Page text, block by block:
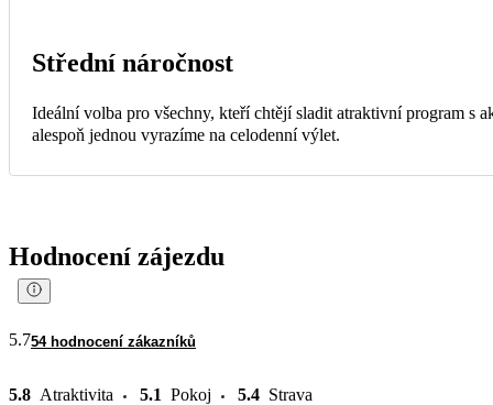
Střední náročnost
Ideální volba pro všechny, kteří chtějí sladit atraktivní program s
alespoň jednou vyrazíme na celodenní výlet.
Hodnocení zájezdu
5.754 hodnocení zákazníků
5.8 Atraktivita 5.1 Pokoj 5.4 Strava